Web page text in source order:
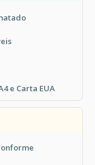
e Carta EUA